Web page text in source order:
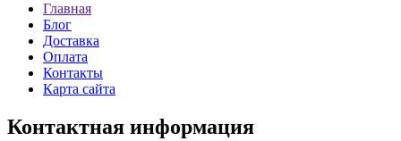
Главная
Блог
Доставка
Оплата
Контакты
Карта сайта
Контактная информация